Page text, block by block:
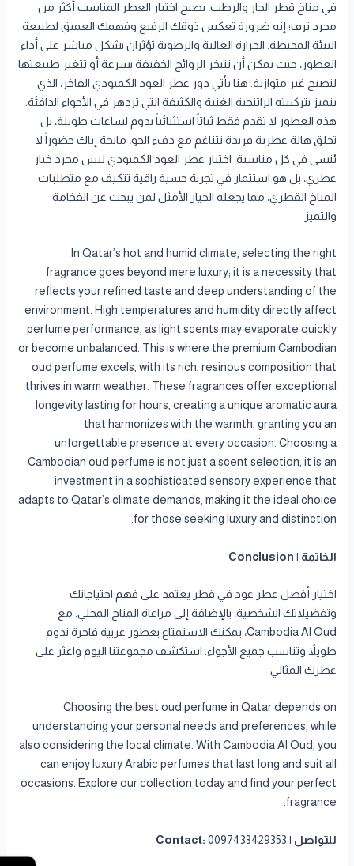
في مناخ قطر الحار والرطب، يصبح اختيار العطر المناسب أكثر من
مجرد ترف؛ إنه ضرورة تعكس ذوقك الرفيع وفهمك العميق لطبيعة
البيئة المحيطة. الحرارة العالية والرطوبة تؤثران بشكل مباشر على أداء
العطور، حيث يمكن أن تتبخر الروائح الخفيفة بسرعة أو تتغير طبيعتها
لتصبح غير متوازنة. هنا يأتي دور عطر العود الكمبودي الفاخر، الذي
يتميز بتركيبته الراتنجية الغنية والكثيفة التي تزدهر في الأجواء الدافئة.
هذه العطور لا تقدم فقط ثباتاً استثنائياً يدوم لساعات طويلة، بل
تخلق هالة عطرية فريدة تتناغم مع دفء الجو، مانحة إياك حضوراً لا
يُنسى في كل مناسبة. اختيار عطر العود الكمبودي ليس مجرد خيار
عطري، بل هو استثمار في تجربة حسية راقية تتكيف مع متطلبات
المناخ القطري، مما يجعله الخيار الأمثل لمن يبحث عن الفخامة
والتميز.
In Qatar’s hot and humid climate, selecting the right
fragrance goes beyond mere luxury; it is a necessity that
reflects your refined taste and deep understanding of the
environment. High temperatures and humidity directly affect
perfume performance, as light scents may evaporate quickly
or become unbalanced. This is where the premium Cambodian
oud perfume excels, with its rich, resinous composition that
thrives in warm weather. These fragrances offer exceptional
longevity lasting for hours, creating a unique aromatic aura
that harmonizes with the warmth, granting you an
unforgettable presence at every occasion. Choosing a
Cambodian oud perfume is not just a scent selection; it is an
investment in a sophisticated sensory experience that
adapts to Qatar’s climate demands, making it the ideal choice
for those seeking luxury and distinction.
الخاتمة | Conclusion
اختيار أفضل عطر عود في قطر يعتمد على فهم احتياجاتك
وتفضيلاتك الشخصية، بالإضافة إلى مراعاة المناخ المحلي. مع
Cambodia Al Oud، يمكنك الاستمتاع بعطور عربية فاخرة تدوم
طويلاً وتناسب جميع الأجواء. استكشف مجموعتنا اليوم واعثر على
عطرك المثالي.
Choosing the best oud perfume in Qatar depends on
understanding your personal needs and preferences, while
also considering the local climate. With Cambodia Al Oud, you
can enjoy luxury Arabic perfumes that last long and suit all
occasions. Explore our collection today and find your perfect
fragrance.
للتواصل | Contact: 0097433429353